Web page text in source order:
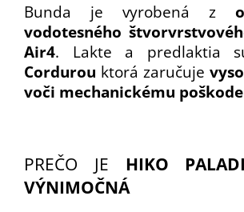
Bunda je vyrobená z
vodotesného
Air4. Lakte a predlaktia
Cordurou ktorá zaručuje
voči mechanickému
PREČO JE HIKO
VÝNIMOČNÁ